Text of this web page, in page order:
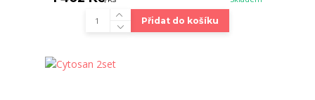
Přidat do košíku